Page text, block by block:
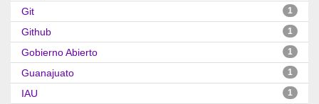
Git 1
Github 1
Gobierno Abierto 1
Guanajuato 1
IAU 1